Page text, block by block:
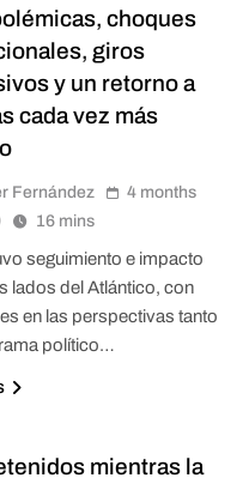
choques
giros
y un retorno a
cada vez más
Fernández
4 months
16 mins
seguimiento e impacto
lados del Atlántico, con
en las perspectivas tanto
político…
mientras la